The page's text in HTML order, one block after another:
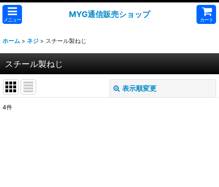
メニュー
MYG通信販売ショップ
カート
ホーム > ネジ > スチール製ねじ
スチール製ねじ
表示順変更
4件